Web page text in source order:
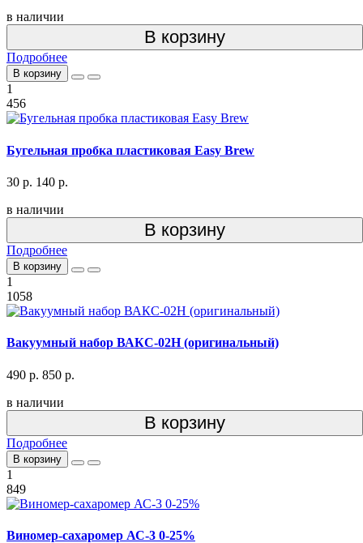
в наличии
В корзину
Подробнее
В корзину
1
456
Бугельная пробка пластиковая Easy Brew
30 р. 140 р.
в наличии
В корзину
Подробнее
В корзину
1
1058
Вакуумный набор ВАКС-02Н (оригинальный)
490 р. 850 р.
в наличии
В корзину
Подробнее
В корзину
1
849
Виномер-сахаромер АС-3 0-25%